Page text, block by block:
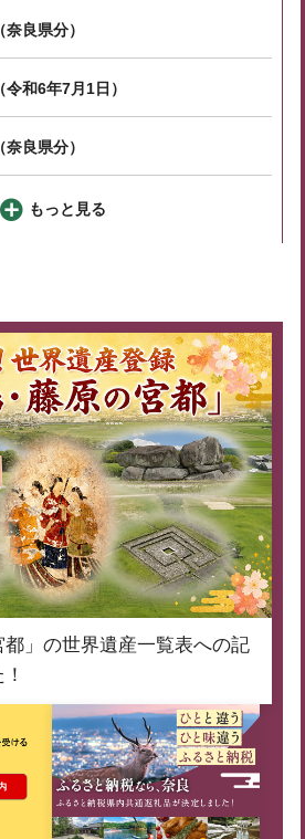
良県分）
和6年7月1日）
良県分）
もっと見る
都」の世界遺産一覧表への記